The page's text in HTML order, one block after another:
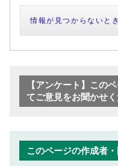
情報が見つからないと
【アンケート】この
てご意見をお聞かせ
このページの作成者